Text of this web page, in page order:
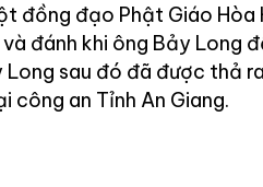
đồng đạo Phật Giáo Hòa
đánh khi ông Bảy Long
sau đó đã được thả
công an Tỉnh An Giang.